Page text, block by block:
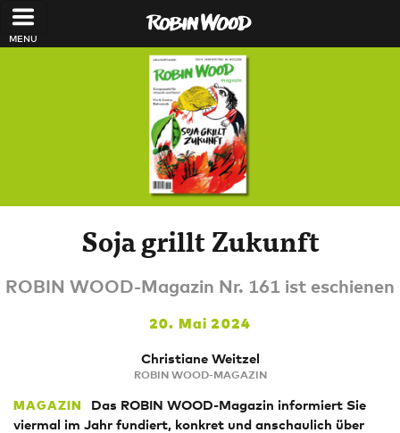
Direkt zum Inhalt
Soja grillt Zukunft
ROBIN WOOD-Magazin Nr. 161 ist eschienen
20. Mai 2024
Christiane Weitzel
ROBIN WOOD-MAGAZIN
MAGAZIN
Das ROBIN WOOD-Magazin informiert Sie
viermal im Jahr fundiert, konkret und anschaulich über